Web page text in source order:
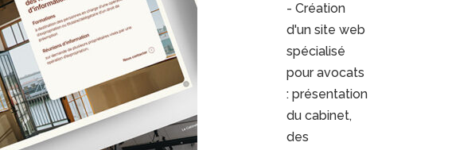
- Création
d'un site web
spécialisé
pour avocats
: présentation
du cabinet,
des